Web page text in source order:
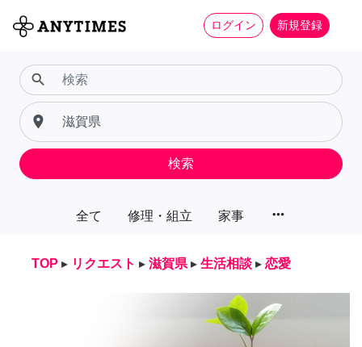
ログイン 新規登録
全て 修理・組立 家事 more_horiz
search
place
検索
TOP ▸ リクエスト ▸ 滋賀県 ▸ 生活相談 ▸ 恋愛